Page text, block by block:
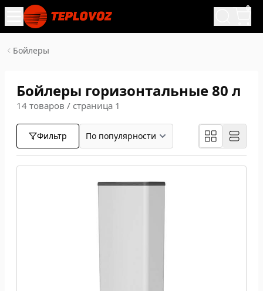
0
Бойлеры
Бойлеры горизонтальные 80 л
14 товаров / страница 1
Фильтр